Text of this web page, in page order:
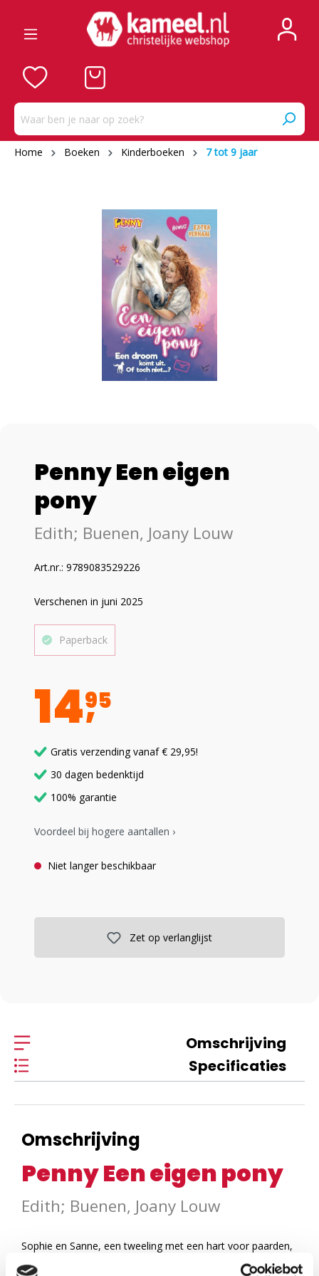
Home Boeken Kinderboeken 7 tot 9 jaar
Penny Een eigen
pony
Edith; Buenen, Joany Louw
Art.nr.: 9789083529226
Verschenen in juni 2025
Paperback
1495
Gratis verzending vanaf € 29,95!
30 dagen bedenktijd
100% garantie
Voordeel bij hogere aantallen ›
Niet langer beschikbaar
Zet op verlanglijst
Omschrijving
Specificaties
Omschrijving
Penny Een eigen pony
Edith; Buenen, Joany Louw
Sophie en Sanne, een tweeling met een hart voor paarden,
krijgen voor hun verjaardag het beste cadeau ooit: geld om